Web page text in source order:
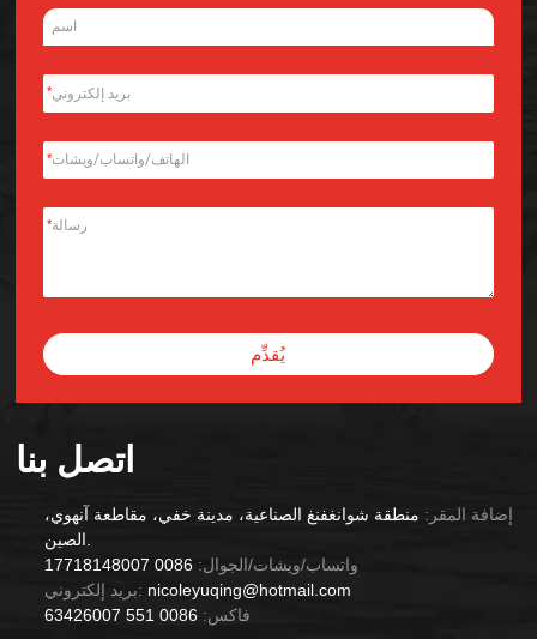
اتصل بنا
إضافة المقر: منطقة شوانغفنغ الصناعية، مدينة خفي، مقاطعة آنهوي،
الصين.
واتساب/ويشات/الجوال: 0086 17718148007
بريد إلكتروني: nicoleyuqing@hotmail.com
فاكس: 0086 551 63426007
*
*
*
يُقدِّم